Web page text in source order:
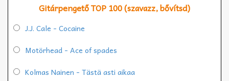
Gitárpengető TOP 100 (szavazz, bővítsd)
J.J. Cale - Cocaine
Motörhead - Ace of spades
Kolmas Nainen - Tästä asti aikaa